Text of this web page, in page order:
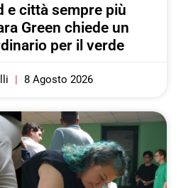
e città sempre più
Green chiede un
per il verde
8 Agosto 2026